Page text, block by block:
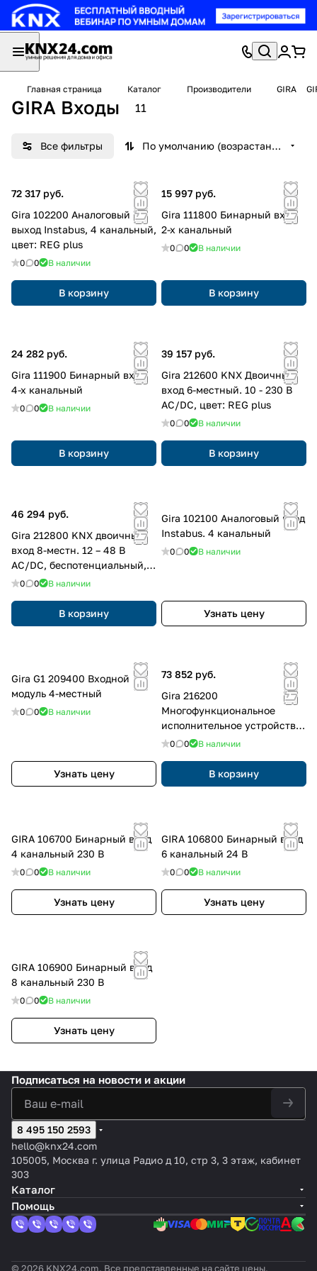
Главная страница Каталог Производители GIRA
GIRA Входы 11
Все фильтры По умолчанию (возрастание)
72 317 руб.
Gira 102200 Аналоговый
выход Instabus, 4 канальный,
цвет: REG plus
0 0 В наличии
В корзину
15 997 руб.
Gira 111800 Бинарный вход
2-х канальный
0 0 В наличии
В корзину
24 282 руб.
Gira 111900 Бинарный вход
4-х канальный
0 0 В наличии
В корзину
39 157 руб.
Gira 212600 KNX Двоичный
вход 6-местный. 10 - 230 В
AC/DC, цвет: REG plus
0 0 В наличии
В корзину
46 294 руб.
Gira 212800 KNX двоичный
вход 8-местн. 12 – 48 В
AC/DC, беспотенциальный,
цвет: REG plus
0 0 В наличии
В корзину
Gira 102100 Аналоговый вход
Instabus. 4 канальный
0 0 В наличии
Узнать цену
Gira G1 209400 Входной
модуль 4-местный
0 0 В наличии
Узнать цену
73 852 руб.
Gira 216200
Многофункциональное
исполнительное устройство,
4 выхода
0 0 В наличии
В корзину
GIRA 106700 Бинарный вход
4 канальный 230 В
0 0 В наличии
Узнать цену
GIRA 106800 Бинарный вход
6 канальный 24 В
0 0 В наличии
Узнать цену
GIRA 106900 Бинарный вход
8 канальный 230 В
0 0 В наличии
Узнать цену
Подписаться на новости и акции
8 495 150 2593
hello@knx24.com
105005, Москва г. улица Радио д 10, стр 3, 3 этаж, кабинет
303
Каталог
Помощь
© 2026 KNX24.com. Все представленные на сайте цены,